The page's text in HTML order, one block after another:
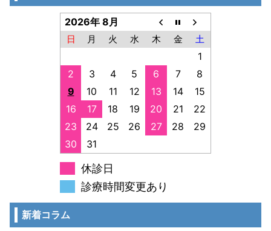
2026年 8月
日 月 火 水 木 金 土
1
2
3 4 5 6 7
8
9
10 11 12 13 14
15
16
17 18 19 20 21
22
23
24 25 26 27 28
29
30
31
休診日
診療時間変更あり
新着コラム